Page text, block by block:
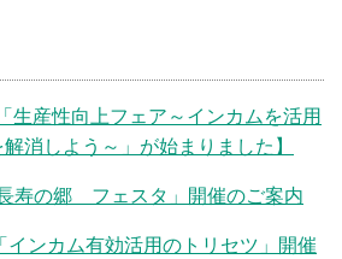
生産性向上フェア～インカムを活用
消しよう～」が始まりました】
の郷 フェスタ」開催のご案内
ンカム有効活用のトリセツ」開催